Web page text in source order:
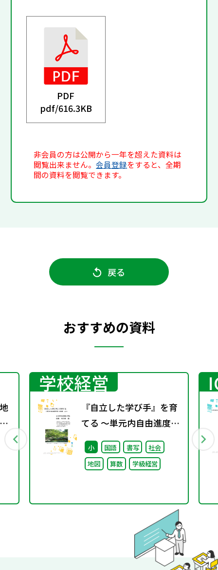
PDF
pdf/616.3KB
非会員の方は公開から一年を超えた資料は
閲覧出来ません。会員登録をすると、全期
間の資料を閲覧できます。
戻る
おすすめの資料
学校経営
『自立した学び手』を育
てる ～単元内自由進度学
習への挑戦 vol.2～
小 国語 書写
社会
地図
算数 学級経営